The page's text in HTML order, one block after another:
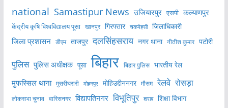
national Samastipur News उजियारपुर एसपी कल्याणपुर
केंद्रीय कृषि विश्वविद्यालय पूसा खानपुर गिरफ्तार चकमेहसी जिलाधिकारी
जिला प्रशासन डीएम ताजपुर दलसिंहसराय नगर थाना नीतीश कुमार पटोरी
पुलिस पुलिस अधीक्षक पूसा बिहार बिहार पुलिस भारतीय रेल
मुफस्सिल थाना मुसरीघरारी मोहनपुर मोहिउद्दीननगर मौसम रेलवे रोसड़ा
लोकसभा चुनाव वारिसनगर विद्यापतिनगर विभूतिपुर शराब शिक्षा विभाग